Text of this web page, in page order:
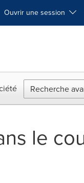
Ouvrir une session
Recherche
le